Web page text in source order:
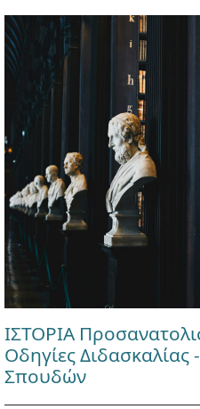
ΙΣΤΟΡΙΑ
Οδηγίες
Σπουδών